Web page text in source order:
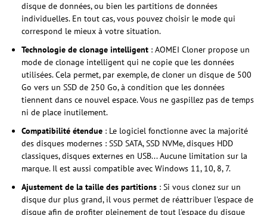
disque de données, ou bien les partitions de données
individuelles. En tout cas, vous pouvez choisir le mode qui
correspond le mieux à votre situation.
Technologie de clonage intelligent : AOMEI Cloner propose un
mode de clonage intelligent qui ne copie que les données
utilisées. Cela permet, par exemple, de cloner un disque de 500
Go vers un SSD de 250 Go, à condition que les données
tiennent dans ce nouvel espace. Vous ne gaspillez pas de temps
ni de place inutilement.
Compatibilité étendue : Le logiciel fonctionne avec la majorité
des disques modernes : SSD SATA, SSD NVMe, disques HDD
classiques, disques externes en USB... Aucune limitation sur la
marque. Il est aussi compatible avec Windows 11, 10, 8, 7.
Ajustement de la taille des partitions : Si vous clonez sur un
disque dur plus grand, il vous permet de réattribuer l'espace de
disque afin de profiter pleinement de tout l'espace du disque